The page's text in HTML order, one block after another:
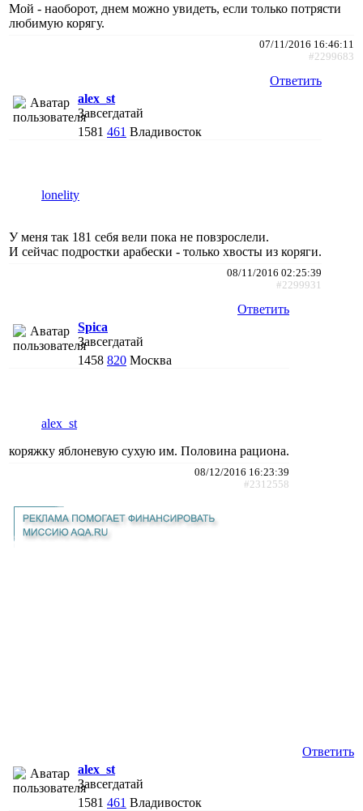
Мой - наоборот, днем можно увидеть, если только потрясти
любимую корягу.
07/11/2016 16:46:11
#2299683
Ответить
alex_st
Завсегдатай
1581 461 Владивосток
lonelity
У меня так 181 себя вели пока не повзрослели.
И сейчас подростки арабески - только хвосты из коряги.
08/11/2016 02:25:39
#2299931
Ответить
Spica
Завсегдатай
1458 820 Москва
alex_st
коряжку яблоневую сухую им. Половина рациона.
08/12/2016 16:23:39
#2312558
Ответить
alex_st
Завсегдатай
1581 461 Владивосток